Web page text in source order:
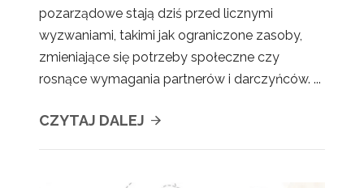
pozarządowe stają dziś przed licznymi
wyzwaniami, takimi jak ograniczone zasoby,
zmieniające się potrzeby społeczne czy
rosnące wymagania partnerów i darczyńców. ...
CZYTAJ DALEJ